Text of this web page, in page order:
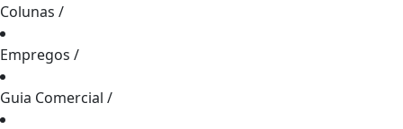
Colunas /
Empregos /
Guia Comercial /